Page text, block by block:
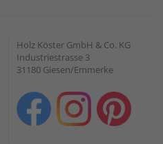
Holz Köster GmbH & Co. KG
Industriestrasse 3
31180 Giesen/Emmerke